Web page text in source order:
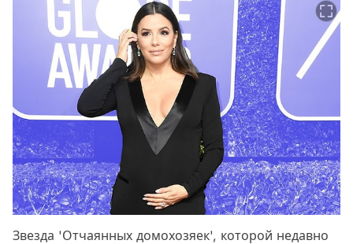
Звезда 'Отчаянных домохозяек', которой недавно